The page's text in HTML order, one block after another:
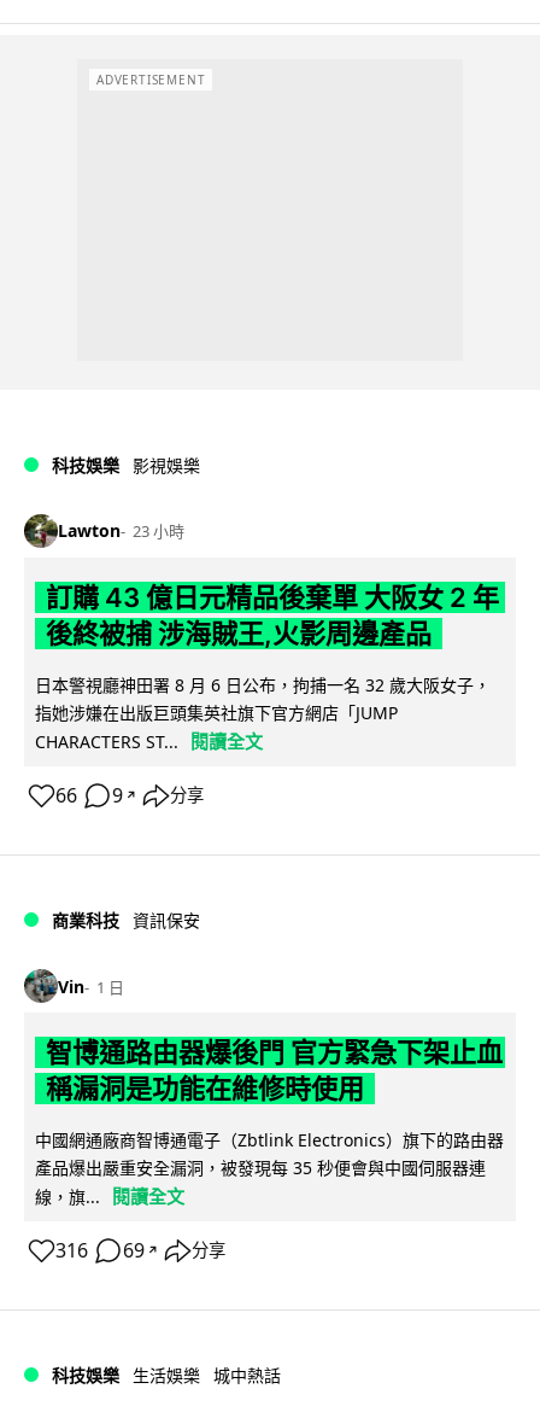
ADVERTISEMENT
科技娛樂 影視娛樂
Lawton 23 小時
訂購 43 億日元精品後棄單 大阪女 2 年
後終被捕 涉海賊王,火影周邊產品
日本警視廳神田署 8 月 6 日公布，拘捕一名 32 歲大阪女子，
指她涉嫌在出版巨頭集英社旗下官方網店「JUMP
CHARACTERS ST...
閱讀全文
66 9 ↗ 分享
商業科技 資訊保安
Vin 1 日
智博通路由器爆後門 官方緊急下架止血
稱漏洞是功能在維修時使用
中國網通廠商智博通電子（Zbtlink Electronics）旗下的路由器
產品爆出嚴重安全漏洞，被發現每 35 秒便會與中國伺服器連
線，旗...
閱讀全文
316 69 ↗ 分享
科技娛樂 生活娛樂 城中熱話